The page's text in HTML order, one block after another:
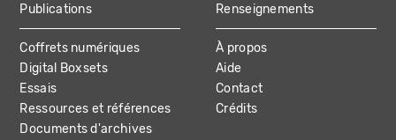
Publications
Coffrets numériques
Digital Boxsets
Essais
Ressources et références
Documents d'archives
Renseignements
À propos
Aide
Contact
Crédits